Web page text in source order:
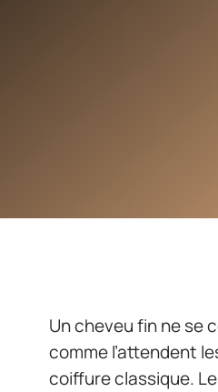
Un cheveu fin ne se
comme l’attendent
coiffure classique.